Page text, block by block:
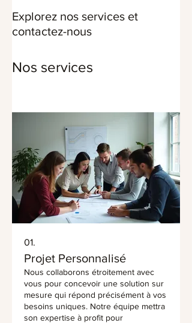
Explorez nos services et
contactez-nous
Nos services
01.
Projet Personnalisé
Nous collaborons étroitement avec
vous pour concevoir une solution sur
mesure qui répond précisément à vos
besoins uniques. Notre équipe mettra
son expertise à profit pour